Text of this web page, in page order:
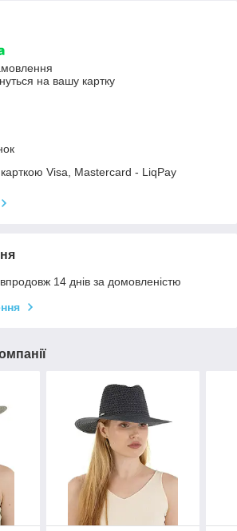
на вашу картку
Visa, Mastercard - LiqPay
14 днів за домовленістю